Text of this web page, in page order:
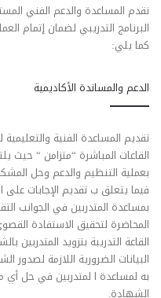
نقدم المساعدة والدعم الفني
البرنامج التدريبي لضمان إتمام
كما يلي:
الدعم والمساندة الأكاديمية
تقديم المساعدة الفنية والتعليمية
القاعات المباشرة “متزامن “ حيث
بعملية التنظيم والدعم وحل
فيما يتعلق ب تقديم الإجابات على
بمساعدة المتدربين في الجوانب
المحاضرة لتحقيق الاستفادة
القاعة التدريبة بتزويد المتدربين
البيانات الضرورية اللازمة لصدور
به لمساعدة ا لمتدربين في حل
الشهادة.